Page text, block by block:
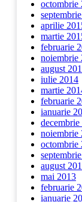
octombrie
aprilie
martie
februarie
noiembrie
august
iulie 2014
martie
februarie
ianuarie
noiembrie
octombrie
august
mai 2013
februarie
ianuarie